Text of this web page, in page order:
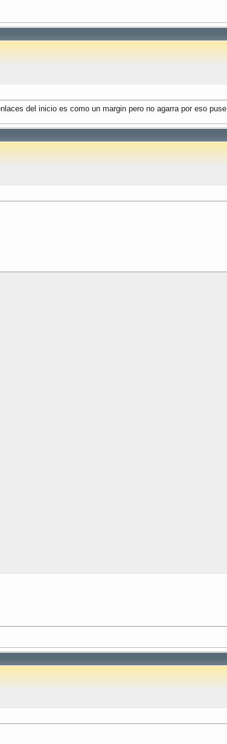
del inicio es como un margin pero no agarra por eso